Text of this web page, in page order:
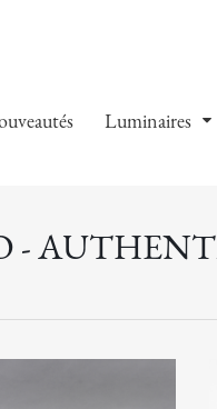
Luminaires
-